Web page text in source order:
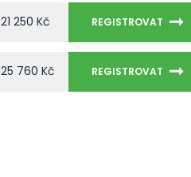
21 250 Kč REGISTROVAT
25 760 Kč REGISTROVAT